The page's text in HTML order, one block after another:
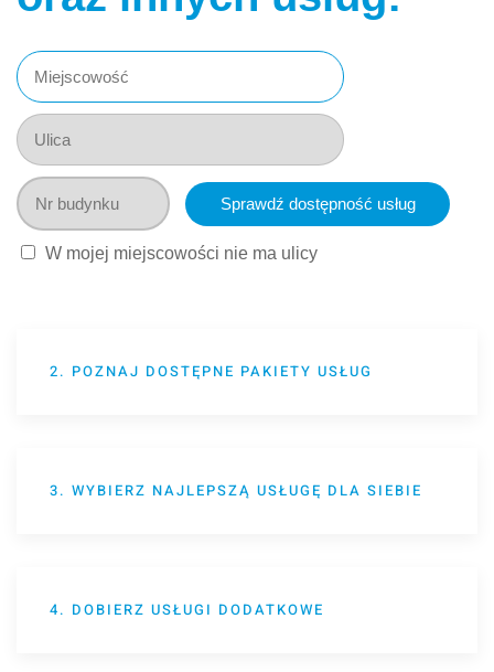
W mojej miejscowości nie ma ulicy
2. POZNAJ DOSTĘPNE PAKIETY USŁUG
3. WYBIERZ NAJLEPSZĄ USŁUGĘ DLA SIEBIE
4. DOBIERZ USŁUGI DODATKOWE